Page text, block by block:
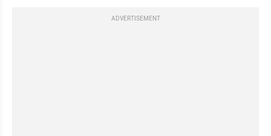
ADVERTISEMENT